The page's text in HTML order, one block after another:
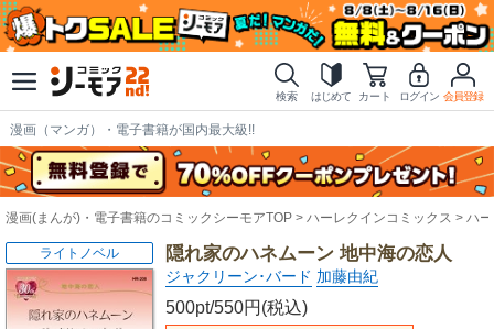
検索 はじめて カート ログイン 会員登録
漫画（マンガ）・電子書籍が国内最大級!!
漫画(まんが)・電子書籍のコミックシーモアTOP ハーレクインコミックス ハ
隠れ家のハネムーン 地中海の恋人
ジャクリーン･バード 加藤由紀
500pt/550円(税込)
ライトノベル